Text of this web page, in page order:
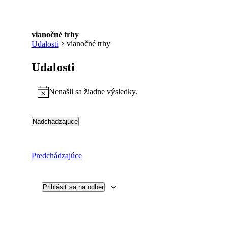
vianočné trhy
Udalosti
vianočné trhy
Udalosti
NoticeNenašli sa žiadne výsledky.
Nadchádzajúce
PredchádzajúceUdalosti
Prihlásiť sa na odber